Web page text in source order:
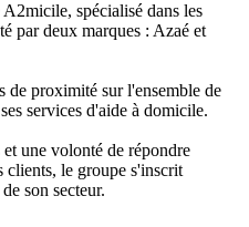
spécialisé dans les
par deux marques : Azaé et
de proximité sur l'ensemble de
services d'aide à domicile.
une volonté de répondre
clients, le groupe s'inscrit
son secteur.